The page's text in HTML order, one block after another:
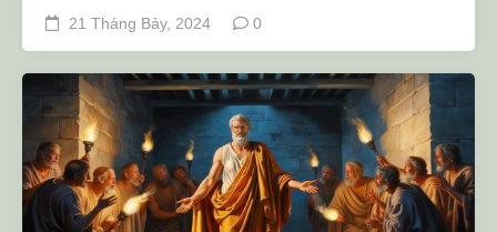
21 Tháng Bảy, 2024 0